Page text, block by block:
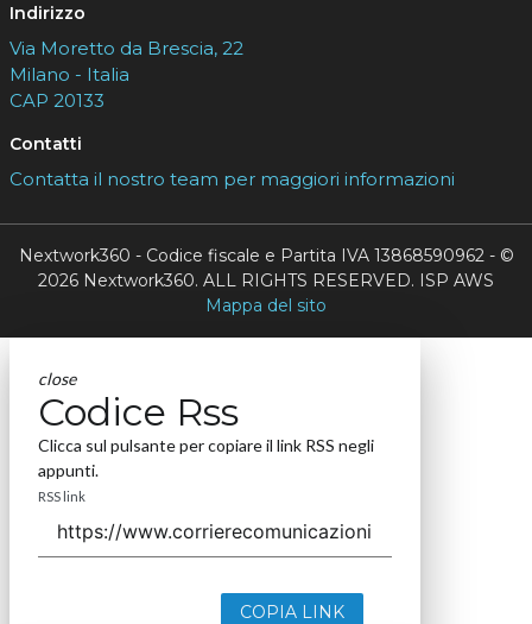
Indirizzo
Via Moretto da Brescia, 22
Milano - Italia
CAP 20133
Contatti
Contatta il nostro team per maggiori informazioni
Nextwork360 - Codice fiscale e Partita IVA 13868590962 - ©
2026 Nextwork360. ALL RIGHTS RESERVED. ISP AWS
Mappa del sito
close
Codice Rss
Clicca sul pulsante per copiare il link RSS negli
appunti.
RSS link
COPIA LINK